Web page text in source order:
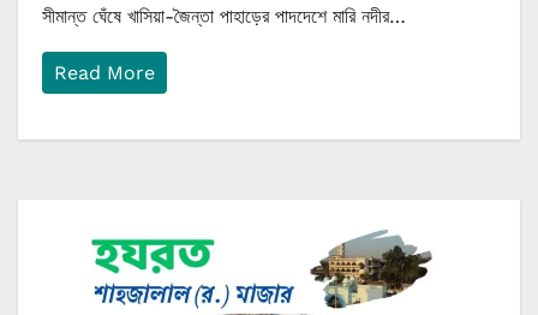
সীমান্ত ঘেঁষে খাসিয়া-জৈন্তা পাহাড়ের পাদদেশে মারি নদীর…
Read More